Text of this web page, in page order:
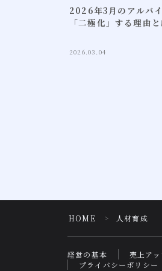
2026年3月のアルバ
「二極化」する理由
2026.03.04
HOME ＞ 人材育成
経営の基本 売上アッ
プライバシーポリシー